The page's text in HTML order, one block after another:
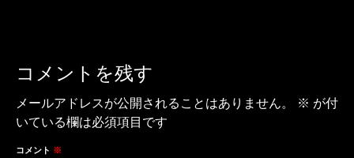
コメントを残す
メールアドレスが公開されることはありません。 ※ が付
いている欄は必須項目です
コメント ※